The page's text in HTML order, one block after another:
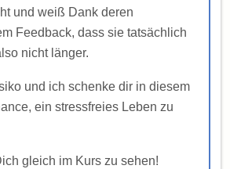
und weiß Dank deren
Feedback, dass sie tatsächlich
nicht länger.
und ich schenke dir in diesem
ein stressfreies Leben zu
gleich im Kurs zu sehen!